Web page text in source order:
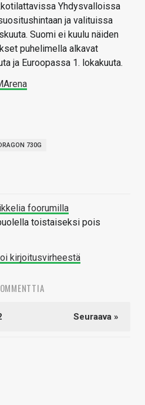
Yhdysvalloissa
ja valituissa
Suomi ei kuulu näiden
puhelimella alkavat
ja Euroopassa 1. lokakuuta.
730G
foorumilla
toistaiseksi pois
kirjoitusvirheestä
Seuraava »